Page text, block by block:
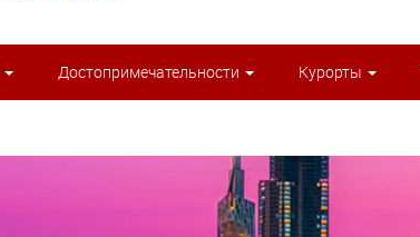
Достопримечательности Курорты